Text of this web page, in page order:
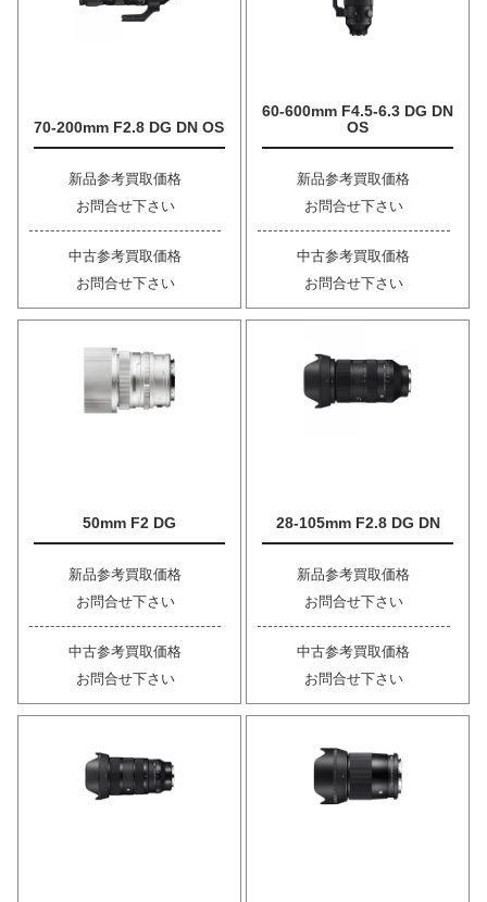
70-200mm F2.8 DG DN OS
新品参考買取価格
お問合せ下さい
中古参考買取価格
お問合せ下さい
60-600mm F4.5-6.3 DG DN
OS
新品参考買取価格
お問合せ下さい
中古参考買取価格
お問合せ下さい
50mm F2 DG
新品参考買取価格
お問合せ下さい
中古参考買取価格
お問合せ下さい
28-105mm F2.8 DG DN
新品参考買取価格
お問合せ下さい
中古参考買取価格
お問合せ下さい